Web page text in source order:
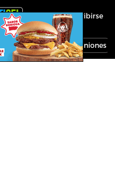
Inscribirse
Economía Opiniones